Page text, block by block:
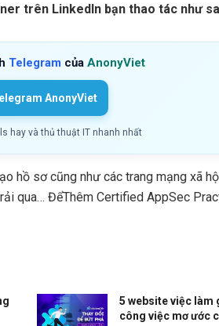
trên LinkedIn bạn thao tác như
Telegram của AnonyViet
AnonyViet
hay và thủ thuật IT nhanh nhất
hồ sơ cũng như các trang mạng xã
qua… ĐểThêm Certified AppSec
5 website việc làm
công việc mơ ước